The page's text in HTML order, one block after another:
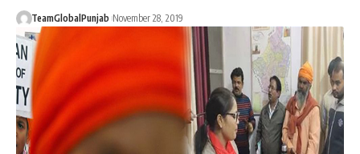
TeamGlobalPunjab November 28, 2019